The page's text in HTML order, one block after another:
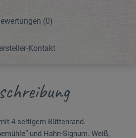
(0)
Kontakt
4-seitigem Büttenrand.
und Hahn-Signum. Weiß,